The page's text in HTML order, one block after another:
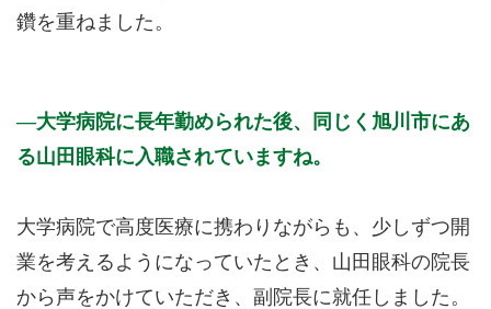
鑽を重ねました。
大学病院に長年勤められた後、同じく旭川市にあ
る山田眼科に入職されていますね。
大学病院で高度医療に携わりながらも、少しずつ開
業を考えるようになっていたとき、山田眼科の院長
から声をかけていただき、副院長に就任しました。